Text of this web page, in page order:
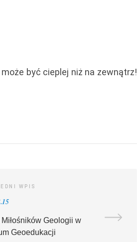
być cieplej niż na zewnątrz!
WPIS
Geologii w
Geoedukacji